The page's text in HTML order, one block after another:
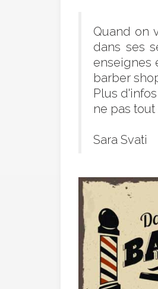
Quand on
dans ses
enseignes
barber
Plus
ne pas
Sara Svati